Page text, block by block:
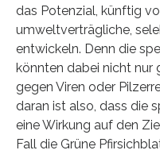
das Potenzial, künftig
umweltverträgliche,
entwickeln. Denn die
könnten dabei nicht nur
gegen Viren oder
daran ist also, dass die
eine Wirkung auf den
Fall die Grüne